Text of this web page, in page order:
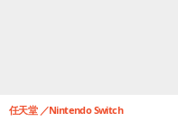
任天堂 Nintendo Switch